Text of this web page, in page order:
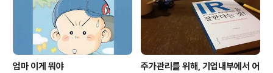
엄마 이게 뭐야
주가관리를 위해, 기업내부에서 어